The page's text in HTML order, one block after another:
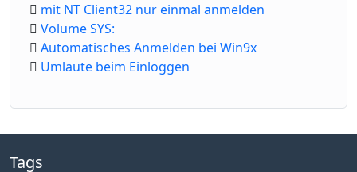
mit NT Client32 nur einmal anmelden
Volume SYS:
Automatisches Anmelden bei Win9x
Umlaute beim Einloggen
Tags